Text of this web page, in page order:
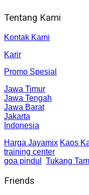
Tentang Kami
Kontak Kami
Karir
Promo Spesial
Jawa Timur
Jawa Tengah
Jawa Barat
Jakarta
Indonesia
Harga Jayamix Kaos
training center
goa pindul
Tukang
Friends